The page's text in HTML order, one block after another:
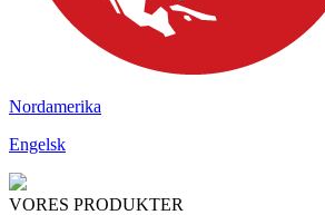
Nordamerika
Engelsk
VORES PRODUKTER